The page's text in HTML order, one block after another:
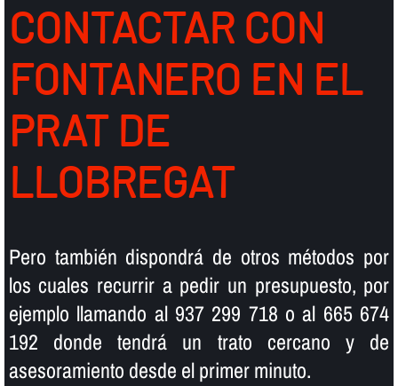
CONTACTAR CON
FONTANERO EN EL
PRAT DE
LLOBREGAT
Pero también dispondrá de otros métodos por
los cuales recurrir a pedir un presupuesto, por
ejemplo llamando al 937 299 718 o al 665 674
192 donde tendrá un trato cercano y de
asesoramiento desde el primer minuto.